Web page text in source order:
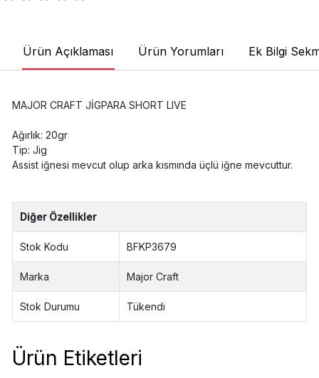
Ürün Açıklaması Ürün Yorumları Ek Bilgi
MAJOR CRAFT JİGPARA SHORT LIVE
Ağırlık: 20gr
Tip: Jig
Assist iğnesi mevcut olup arka kısmında üçlü iğne mevcuttur.
Diğer Özellikler
Stok Kodu BFKP3679
Marka Major Craft
Stok Durumu Tükendi
Ürün Etiketleri